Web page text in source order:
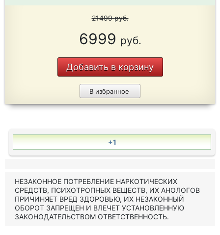
21499руб.
6999 руб.
Добавить в корзину
В избранное
+1
НЕЗАКОННОЕ ПОТРЕБЛЕНИЕ НАРКОТИЧЕСКИХ
СРЕДСТВ, ПСИХОТРОПНЫХ ВЕЩЕСТВ, ИХ АНОЛОГОВ
ПРИЧИНЯЕТ ВРЕД ЗДОРОВЬЮ, ИХ НЕЗАКОННЫЙ
ОБОРОТ ЗАПРЕЩЕН И ВЛЕЧЕТ УСТАНОВЛЕННУЮ
ЗАКОНОДАТЕЛЬСТВОМ ОТВЕТСТВЕННОСТЬ.